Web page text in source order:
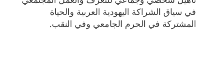
في سياق الشراكة اليهودية العربية والحياة
المشتركة في الحرم الجامعي وفي النقب.